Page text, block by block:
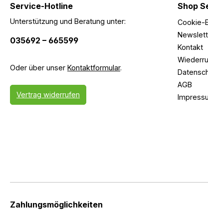
Service-Hotline
Unterstützung und Beratung unter:
035692 – 665599
Oder über unser Kontaktformular.
Vertrag widerrufen
Shop
Cookie-
Kontakt
AGB
Zahlungsmöglichkeiten